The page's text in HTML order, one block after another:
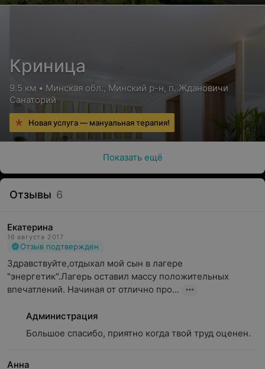
Криница
9.5 км • Минская обл., Минский р-н, п. Ждановичи
Санаторий
Новая услуга — мануальная терапия!
Показать ещё
Отзывы 6
Екатерина
16 августа 2017
Отзыв подтвержден
Здравствуйте,отдыхал мой сын в лагере
"энергетик".Лагерь оставил массу положительных
впечатлений. Начиная от отлично про...
Администрация
Большое спасибо, приятно когда твой труд оценен.
Анна